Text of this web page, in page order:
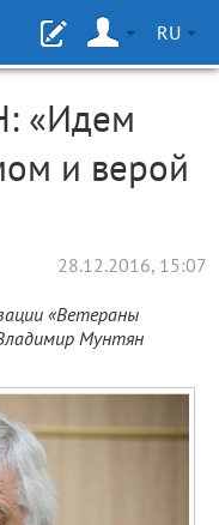
RU
«Идем
и верой
28.12.2016, 15:07
«Ветераны
Мунтян